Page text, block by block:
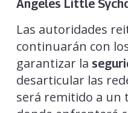
Ángeles Little
Las autoridades
continuarán con
garantizar la
desarticular las
será remitido a un